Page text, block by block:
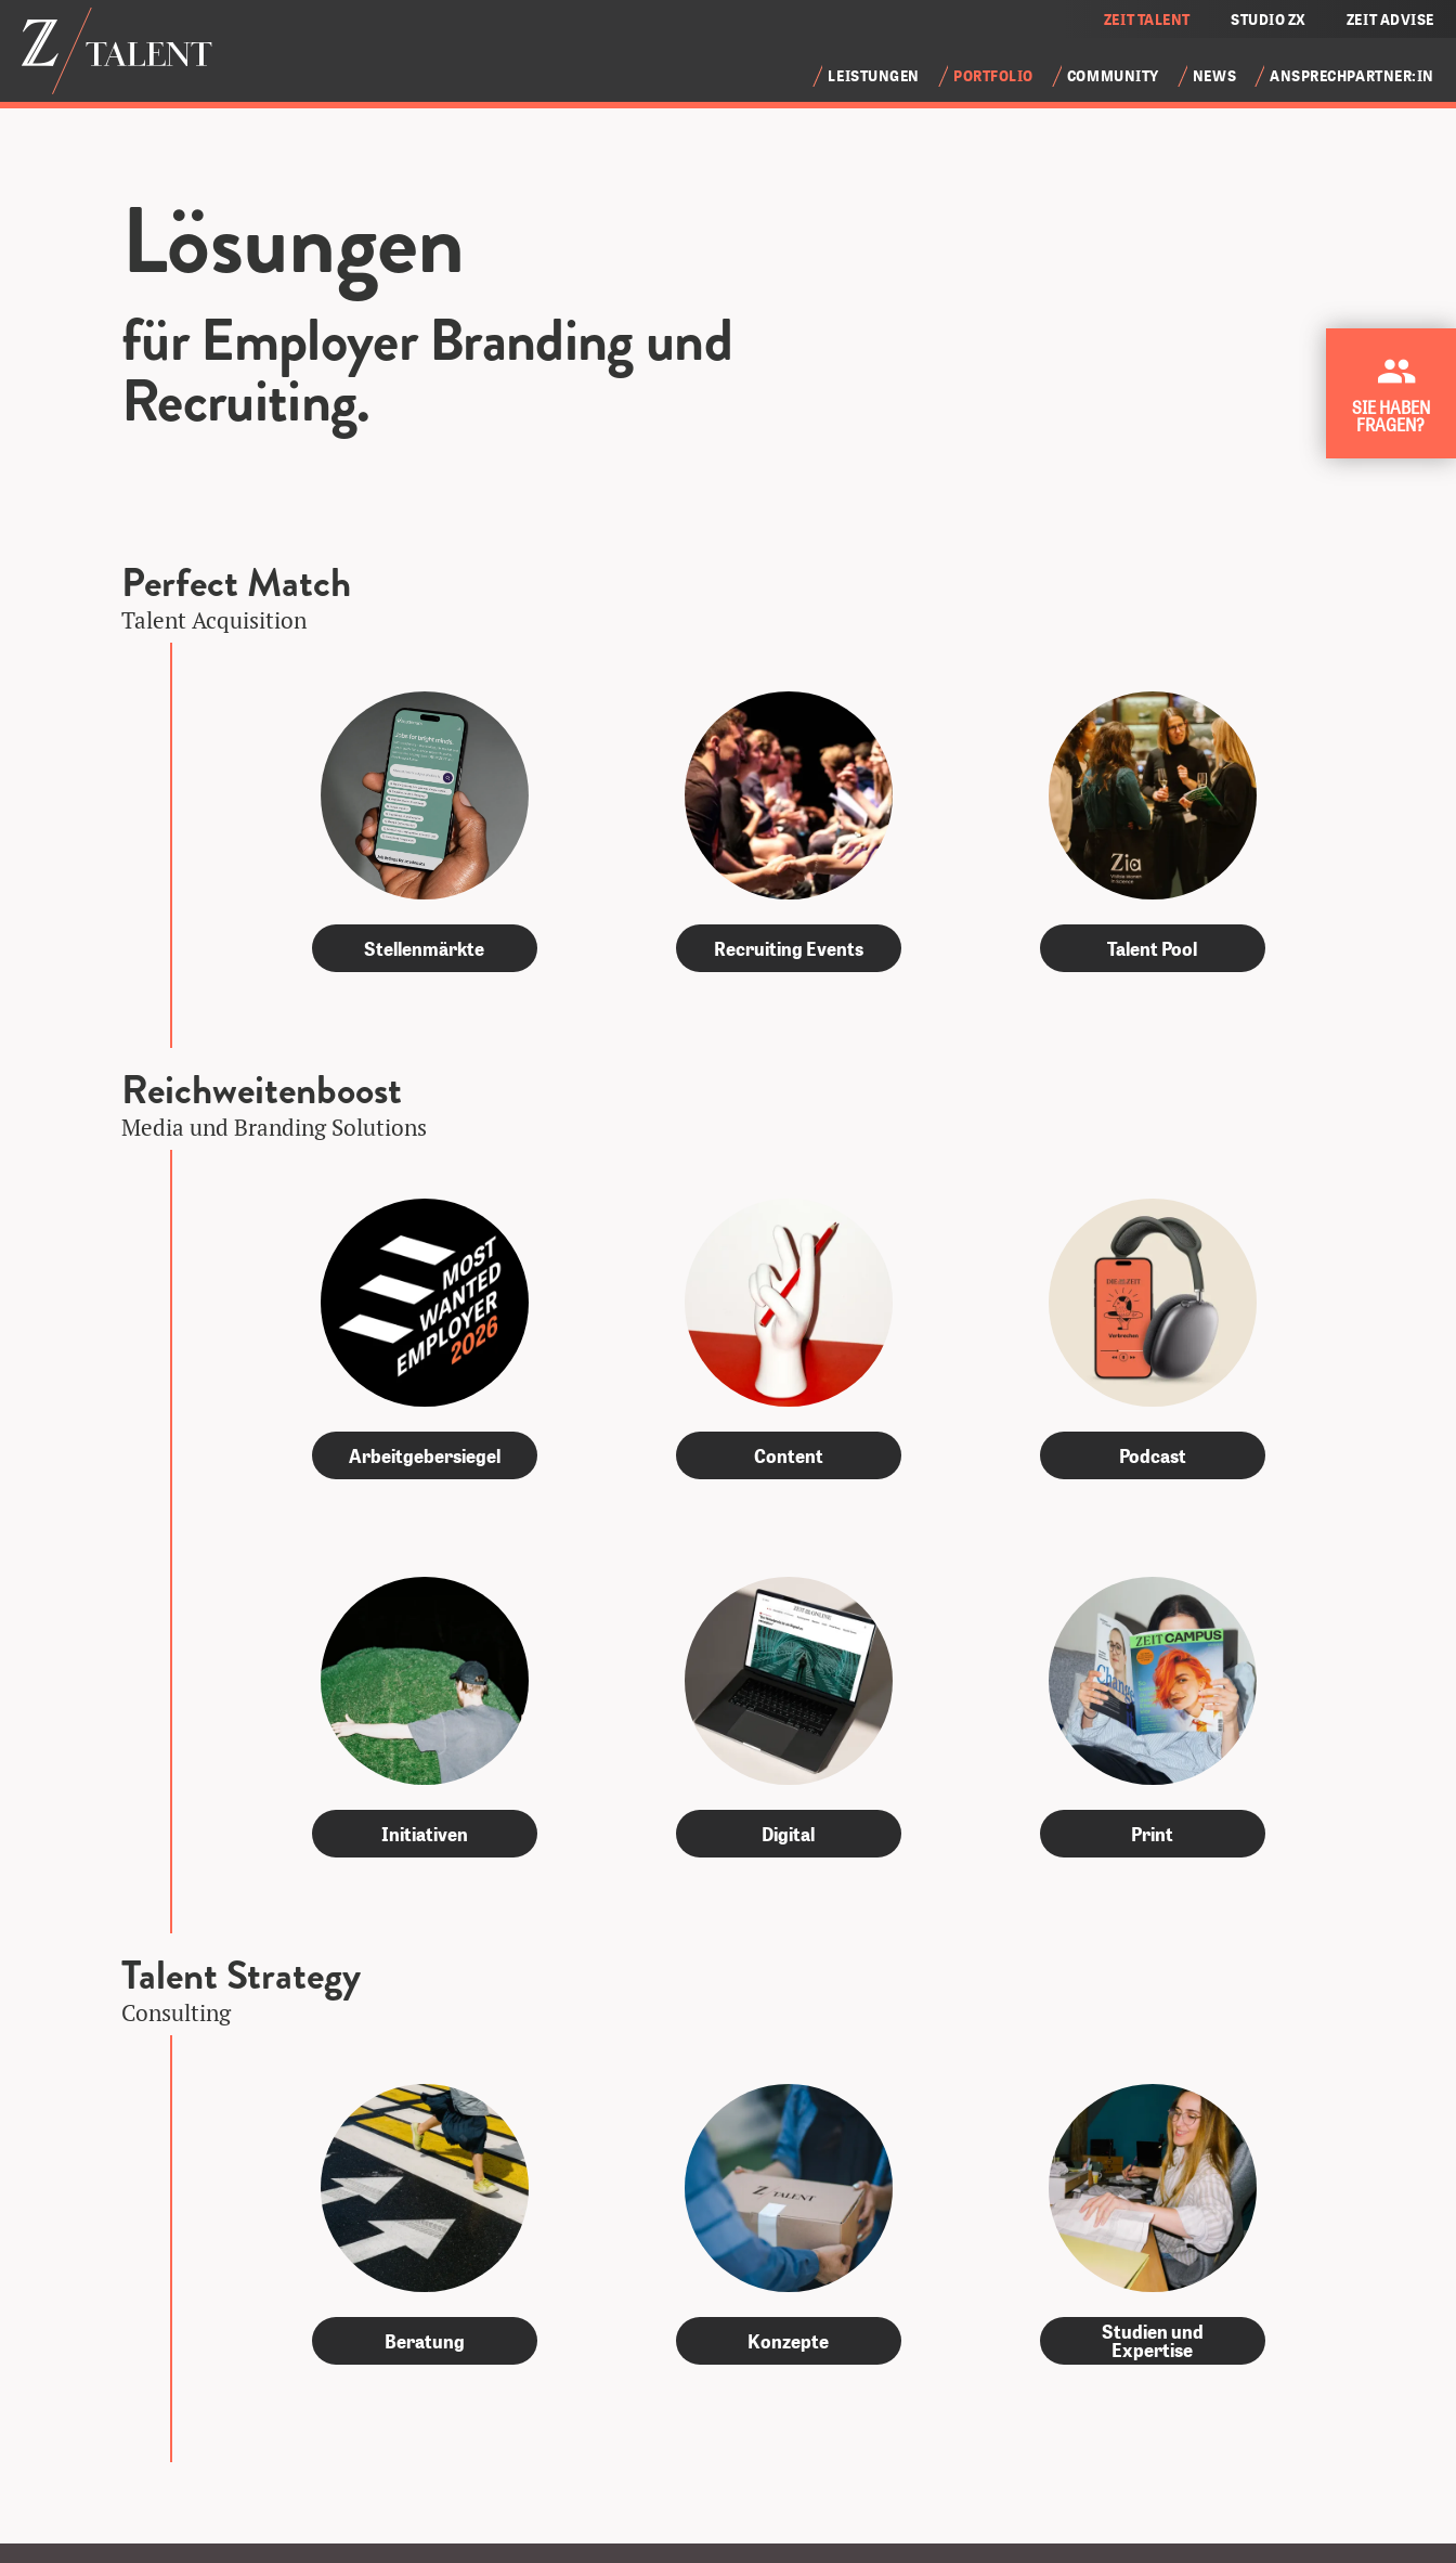
SIE HABEN
FRAGEN?
ZEIT TALENT STUDIO ZX ZEIT ADVISE
LEISTUNGEN PORTFOLIO COMMUNITY NEWS ANSPRECHPARTNER:IN
Lösungen
für Employer Branding und
Recruiting.
Perfect Match
Talent Acquisition
Stellenmärkte Recruiting Events Talent Pool
Reichweitenboost
Media und Branding Solutions
Arbeitgebersiegel Content Podcast
Initiativen Digital Print
Talent Strategy
Consulting
Beratung Konzepte Studien und
Expertise